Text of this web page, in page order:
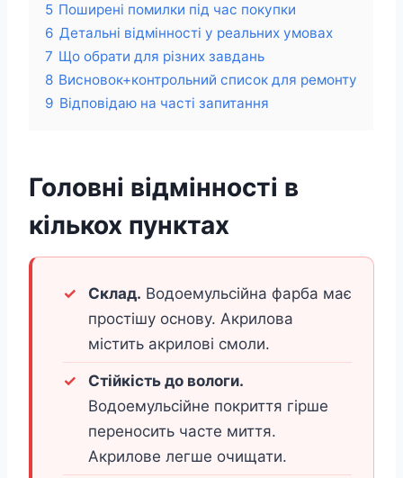
5 Поширені помилки під час покупки
6 Детальні відмінності у реальних умовах
7 Що обрати для різних завдань
8 Висновок+контрольний список для ремонту
9 Відповідаю на часті запитання
Головні відмінності в
кількох пунктах
Склад. Водоемульсійна фарба має
простішу основу. Акрилова
містить акрилові смоли.
Стійкість до вологи.
Водоемульсійне покриття гірше
переносить часте миття.
Акрилове легше очищати.